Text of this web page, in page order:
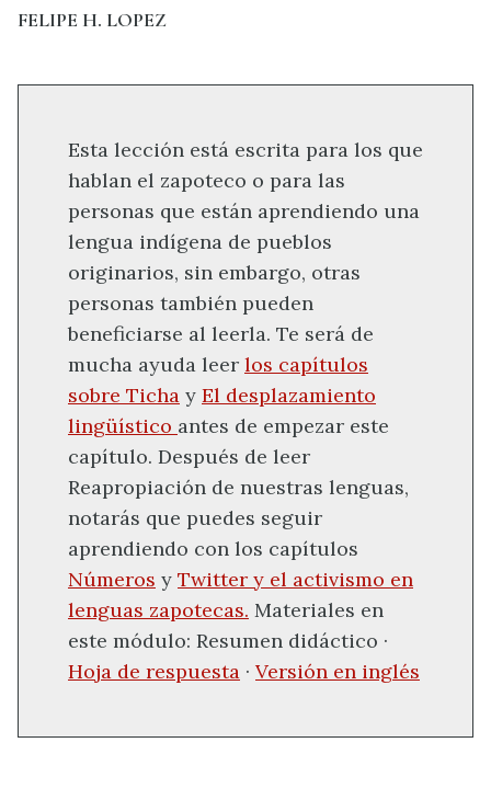
FELIPE H. LOPEZ
Esta lección está escrita para los que
hablan el zapoteco o para las
personas que están aprendiendo una
lengua indígena de pueblos
originarios, sin embargo, otras
personas también pueden
beneficiarse al leerla. Te será de
mucha ayuda leer los capítulos
sobre Ticha y El desplazamiento
lingüístico antes de empezar este
capítulo. Después de leer
Reapropiación de nuestras lenguas,
notarás que puedes seguir
aprendiendo con los capítulos
Números y Twitter y el activismo en
lenguas zapotecas. Materiales en
este módulo: Resumen didáctico ·
Hoja de respuesta · Versión en inglés